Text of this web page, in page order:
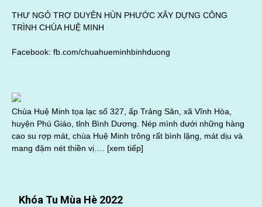
THƯ NGỎ TRỢ DUYÊN HÙN PHƯỚC XÂY DỰNG CÔNG
TRÌNH CHÙA HUỆ MINH
Facebook: fb.com/chuahueminhbinhduong
Chùa Huệ Minh tọa lạc số 327, ấp Trảng Săn, xã Vĩnh Hòa,
huyện Phú Giáo, tỉnh Bình Dương. Nép mình dưới những hàng
cao su rợp mát, chùa Huệ Minh trông rất bình lặng, mát dịu và
mang đậm nét thiền vị…. [xem tiếp]
Khóa Tu Mùa Hè 2022